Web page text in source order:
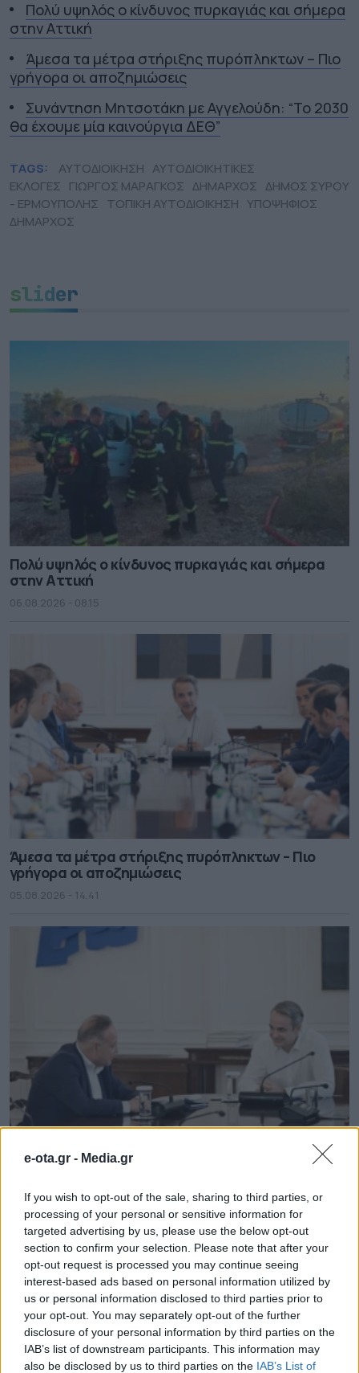
e-ota.gr - Media.gr
If you wish to opt-out of the sale, sharing to third parties, or
processing of your personal or sensitive information for
targeted advertising by us, please use the below opt-out
section to confirm your selection. Please note that after your
opt-out request is processed you may continue seeing
interest-based ads based on personal information utilized by
us or personal information disclosed to third parties prior to
your opt-out. You may separately opt-out of the further
disclosure of your personal information by third parties on the
IAB’s list of downstream participants. This information may
also be disclosed by us to third parties on the IAB’s List of
Πολύ υψηλός ο κίνδυνος πυρκαγιάς και σήμερα
στην Αττική
Άμεσα τα μέτρα στήριξης πυρόπληκτων – Πιο
γρήγορα οι αποζημιώσεις
Συνάντηση Μητσοτάκη με Αγγελούδη: “Το 2030
θα έχουμε μία καινούργια ΔΕΘ”
TAGS: ΑΥΤΟΔΙΟΙΚΗΣΗ ΑΥΤΟΔΙΟΙΚΗΤΙΚΕΣ
ΕΚΛΟΓΕΣ ΓΙΩΡΓΟΣ ΜΑΡΑΓΚΟΣ ΔΗΜΑΡΧΟΣ ΔΗΜΟΣ ΣΥΡΟΥ
- ΕΡΜΟΥΠΟΛΗΣ ΤΟΠΙΚΗ ΑΥΤΟΔΙΟΙΚΗΣΗ ΥΠΟΨΗΦΙΟΣ
ΔΗΜΑΡΧΟΣ
slider
Πολύ υψηλός ο κίνδυνος πυρκαγιάς και σήμερα
στην Αττική
06.08.2026 - 08.15
Άμεσα τα μέτρα στήριξης πυρόπληκτων – Πιο
γρήγορα οι αποζημιώσεις
05.08.2026 - 14.41
Συνάντηση Μητσοτάκη με Αγγελούδη: “Το 2030 θα
έχουμε μία καινούργια ΔΕΘ”